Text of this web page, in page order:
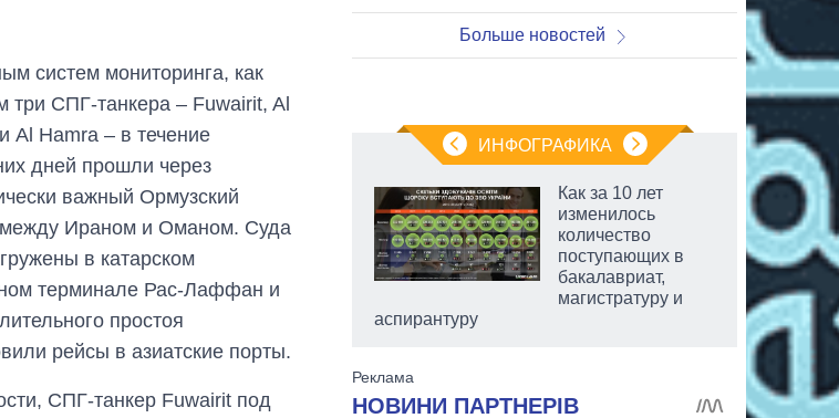
систем мониторинга, как
три СПГ-танкера – Fuwairit, Al
Al Hamra – в течение
дней прошли через
важный Ормузский
Ираном и Оманом. Суда
в катарском
терминале Рас-Лаффан и
простоя
рейсы в азиатские порты.
СПГ-танкер Fuwairit под
Больше новостей
ИНФОГРАФИКА
От 1 месяца – до 5
лет: кто и как долго
занимал
должность
Как за 10 лет
изменилось
количество
поступающих в
бакалавриат,
магистратуру и
аспирантуру